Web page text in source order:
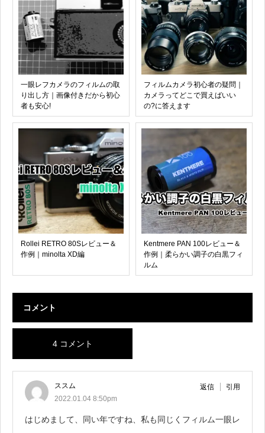
一眼レフカメラのフィルムの取
り出し方｜画像付きだから初心
者も安心!
フィルムカメラ初心者の疑問｜
カメラってどこで買えばいい
の?に答えます
Rollei RETRO 80Sレビュー＆
作例｜minolta XD編
Kentmere PAN 100レビュー＆
作例｜柔らかい調子の白黒フィ
ルム
コメント
4 コメント
ススム
2022.01.04 8:50pm
返信 引用
はじめまして、同い年ですね、私も同じくフィルム一眼レ